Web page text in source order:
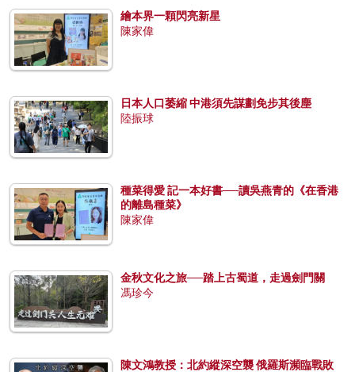
繪本界一顆閃亮新星
陳家偉
日本人口萎縮 中港須先謀劃免步其後塵
陸振球
種菜得愛 記一本好書──讀吳燕青的《在香港
的離島種菜》
陳家偉
金秋文化之旅──踏上古蜀道，走過劍門關
馮珍今
陳文鴻教授：北約縱深空襲 俄羅斯瀕臨戰敗